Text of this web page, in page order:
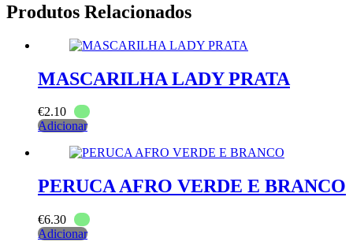
Produtos Relacionados
MASCARILHA LADY PRATA
€2.10
Adicionar
PERUCA AFRO VERDE E BRANCO
€6.30
Adicionar